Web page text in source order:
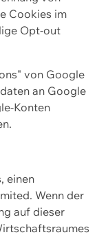
Cookies im
Opt-out
von Google
an Google
Konten
einen
Wenn der
auf dieser